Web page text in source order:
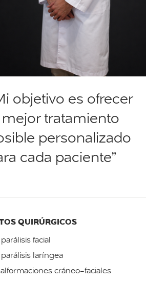
objetivo es ofrecer
tratamiento
personalizado
cada paciente”
QUIRÚRGICOS
facial
laríngea
cráneo-faciales